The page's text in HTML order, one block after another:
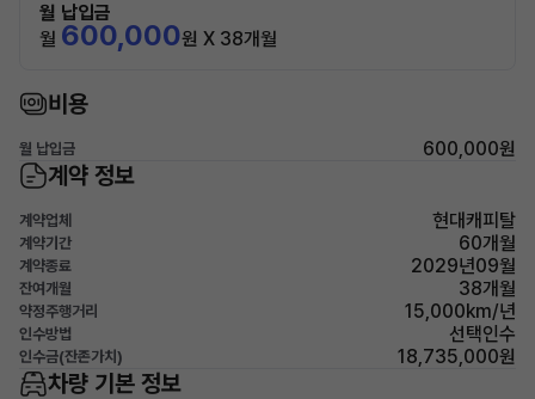
월 납입금
월 600,000원 X 38개월
비용
월 납입금 600,000원
계약 정보
계약업체 현대캐피탈
계약기간 60개월
계약종료 2029년09월
잔여개월 38개월
약정주행거리 15,000km/년
인수방법 선택인수
인수금(잔존가치) 18,735,000원
차량 기본 정보